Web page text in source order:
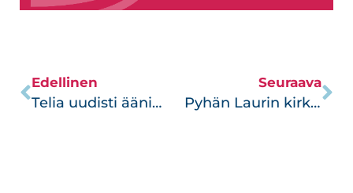
Edellinen
Telia uudisti äänimaailmansa
Seuraava
Pyhän Laurin kirkko – Keskiajalta nykypäivään